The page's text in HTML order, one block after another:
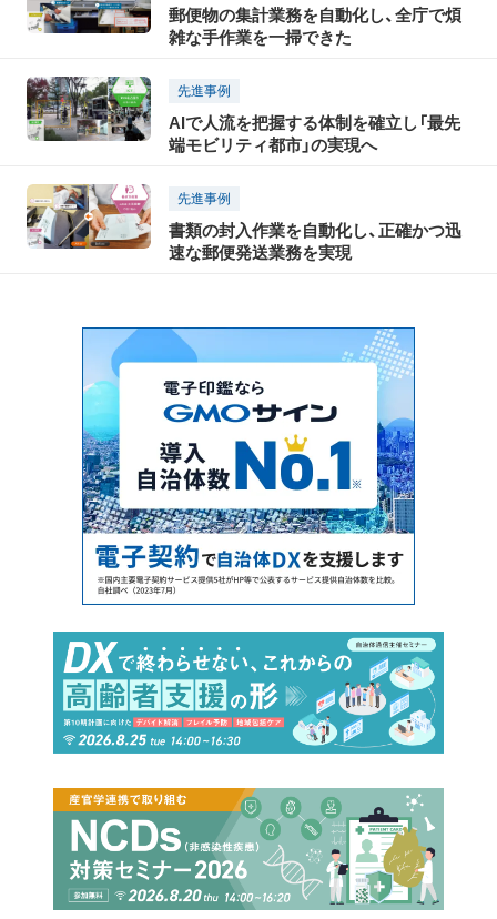
郵便物の集計業務を自動化し、全庁で煩
雑な手作業を一掃できた
先進事例
AIで人流を把握する体制を確立し「最先
端モビリティ都市」の実現へ
先進事例
書類の封入作業を自動化し、正確かつ迅
速な郵便発送業務を実現